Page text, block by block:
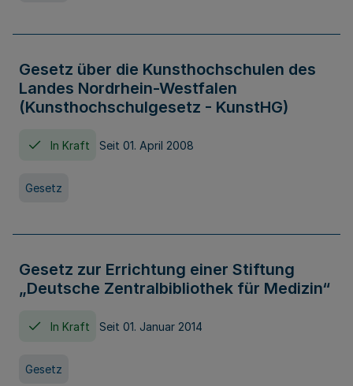
Gesetz über die Kunsthochschulen des
Landes Nordrhein-Westfalen
(Kunsthochschulgesetz - KunstHG)
In Kraft Seit 01. April 2008
Gesetz
Gesetz zur Errichtung einer Stiftung
„Deutsche Zentralbibliothek für Medizin“
In Kraft Seit 01. Januar 2014
Gesetz